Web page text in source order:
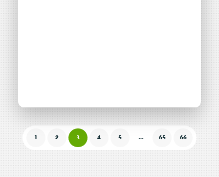
négaWatt lance la
réalisation de son
1 2 3 4 5 … 65 66